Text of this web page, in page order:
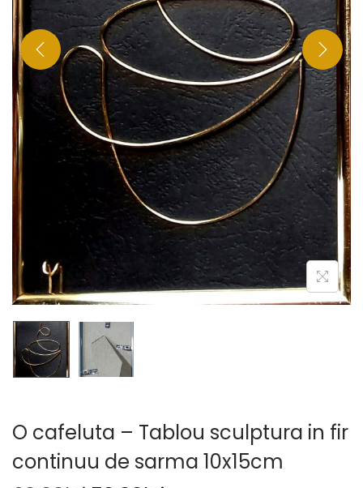
O cafeluta – Tablou sculptura in fir
continuu de sarma 10x15cm